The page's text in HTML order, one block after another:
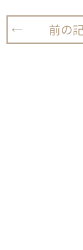
前の